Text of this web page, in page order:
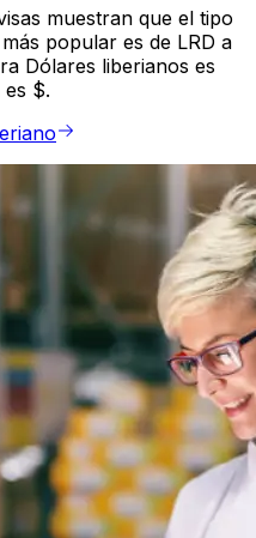
muestran que el tipo
popular es de LRD a
Dólares liberianos es
es $.